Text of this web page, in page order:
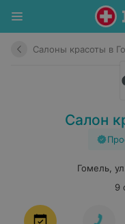
Салоны красоты в
Салон
Гомель,
9